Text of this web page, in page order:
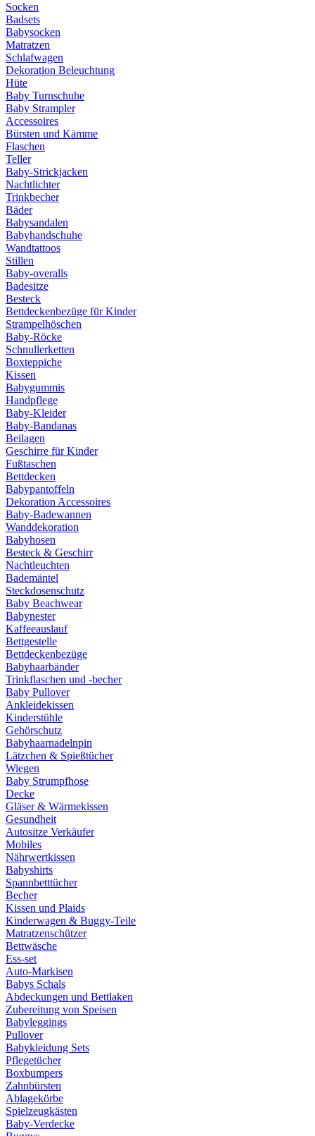
Socken
Badsets
Babysocken
Matratzen
Schlafwagen
Dekoration Beleuchtung
Hüte
Baby Turnschuhe
Baby Strampler
Accessoires
Bürsten und Kämme
Flaschen
Teller
Baby-Strickjacken
Nachtlichter
Trinkbecher
Bäder
Babysandalen
Babyhandschuhe
Wandtattoos
Stillen
Baby-overalls
Badesitze
Besteck
Bettdeckenbezüge für Kinder
Strampelhöschen
Baby-Röcke
Schnullerketten
Boxteppiche
Kissen
Babygummis
Handpflege
Baby-Kleider
Baby-Bandanas
Beilagen
Geschirre für Kinder
Fußtaschen
Bettdecken
Babypantoffeln
Dekoration Accessoires
Baby-Badewannen
Wanddekoration
Babyhosen
Besteck & Geschirr
Nachtleuchten
Bademäntel
Steckdosenschutz
Baby Beachwear
Babynester
Kaffeeauslauf
Bettgestelle
Bettdeckenbezüge
Babyhaarbänder
Trinkflaschen und -becher
Baby Pullover
Ankleidekissen
Kinderstühle
Gehörschutz
Babyhaarnadelnpin
Lätzchen & Spießtücher
Wiegen
Baby Strumpfhose
Decke
Gläser & Wärmekissen
Gesundheit
Autositze Verkäufer
Mobiles
Nährwertkissen
Babyshirts
Spannbetttücher
Becher
Kissen und Plaids
Kinderwagen & Buggy-Teile
Matratzenschützer
Bettwäsche
Ess-set
Auto-Markisen
Babys Schals
Abdeckungen und Bettlaken
Zubereitung von Speisen
Babyleggings
Pullover
Babykleidung Sets
Pflegetücher
Boxbumpers
Zahnbürsten
Ablagekörbe
Spielzeugkästen
Baby-Verdecke